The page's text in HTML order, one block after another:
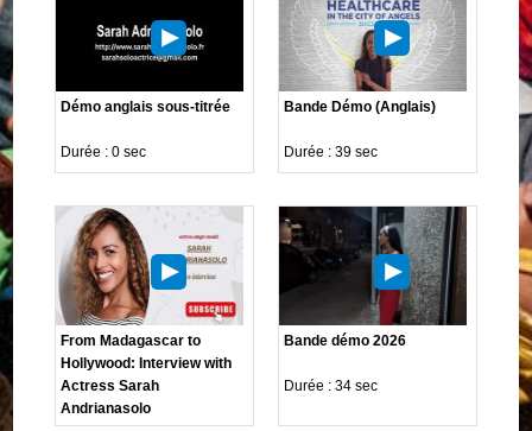
Démo anglais sous-titrée
Durée : 0 sec
Bande Démo (Anglais)
Durée : 39 sec
From Madagascar to
Hollywood: Interview with
Actress Sarah
Andrianasolo
Bande démo 2026
Durée : 34 sec